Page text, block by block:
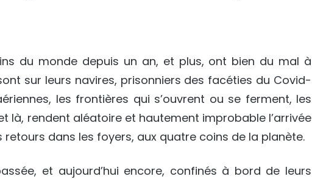
du monde depuis un an, et plus, ont bien du mal à
sur leurs navires, prisonniers des facéties du Covid-
les frontières qui s’ouvrent ou se ferment, les
là, rendent aléatoire et hautement improbable l’arrivée
dans les foyers, aux quatre coins de la planète.
et aujourd’hui encore, confinés à bord de leurs